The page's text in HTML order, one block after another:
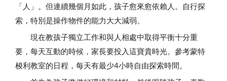
「人」。但連續幾個月如此，孩子愈來愈依賴人。自行探
索，特別是操作物件的能力大大減弱。
現在教孩子獨立工作和與人相處中取得平衡十分重
要，每天互動的時候，家長要投入這寶貴時光。參考蒙特
梭利教室的日程，每天有最少4小時自由探索時間。